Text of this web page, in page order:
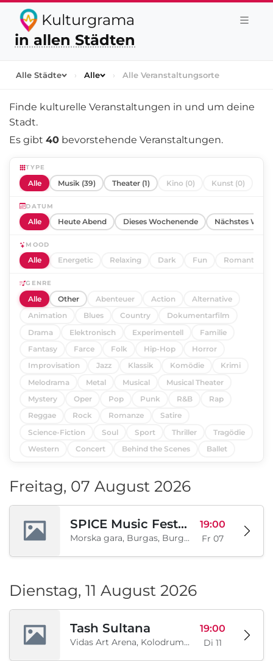
Kulturgrama
in allen Städten
Alle Städte › Alle › Alle Veranstaltungsorte
Finde kulturelle Veranstaltungen in und um deine
Stadt.
Es gibt 40 bevorstehende Veranstaltungen.
TYPE
Alle Musik (39) Theater (1) Kino (0) Kunst (0)
DATUM
Alle Heute Abend Dieses Wochenende Nächstes
MOOD
Alle Energetic Relaxing Dark Fun Romantic
GENRE
Alle Other Abenteuer Action
Alternative
Animation
Blues Country
Dokumentarfilm
Drama
Elektronisch Experimentell
Familie
Fantasy
Farce Folk Hip-Hop
Horror
Improvisation
Jazz Klassik Komödie
Krimi
Melodrama
Metal Musical
Musical Theater
Mystery
Oper Pop Punk R&B
Rap
Reggae
Rock Romanze
Satire
Science-Fiction
Soul Sport Thriller
Tragödie
Western
Concert Behind the Scenes Ballet
Freitag, 07 August 2026
SPICE Music Festival 2026
Morska gara, Burgas, Burgas, BG
19:00
Fr 07
Dienstag, 11 August 2026
Tash Sultana
Vidas Art Arena, Kolodrum, Borisova gradina, Sofia, BG
19:00
Di 11